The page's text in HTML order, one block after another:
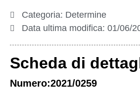
Categoria: Determine
Data ultima modifica: 01/06/
Scheda di
Numero:2021/0259